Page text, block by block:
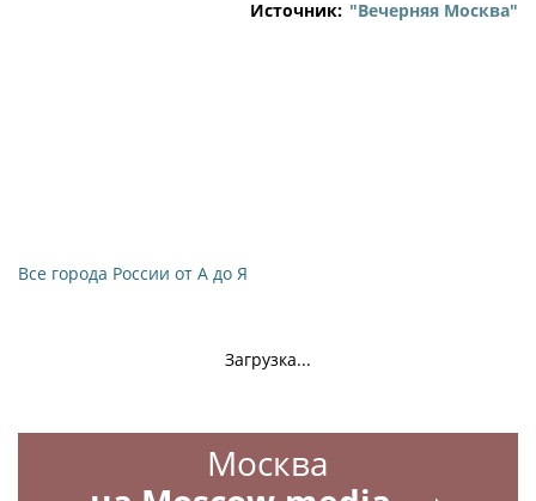
Источник: "Вечерняя Москва"
Все города России от А до Я
Загрузка...
Москва